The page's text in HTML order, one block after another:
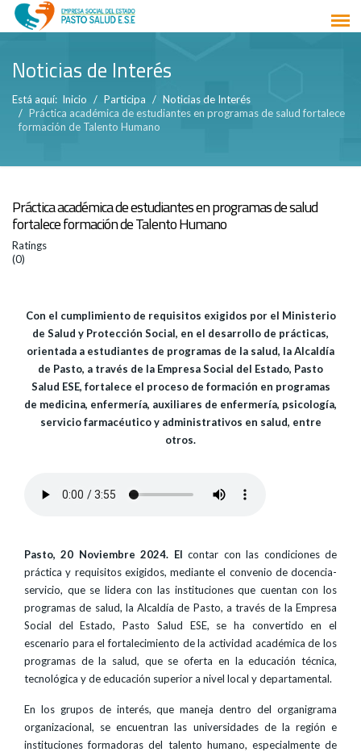
Noticias de Interés
Está aquí: Inicio Participa
Noticias de Interés
Práctica académica de estudiantes en programas de salud fortalece
formación de Talento Humano
Práctica académica de estudiantes en programas de salud
fortalece formación de Talento Humano
Ratings
(0)
Con el cumplimiento de requisitos exigidos por el Ministerio
de Salud y Protección Social, en el desarrollo de prácticas,
orientada a estudiantes de programas de la salud, la Alcaldía
de Pasto, a través de la Empresa Social del Estado, Pasto
Salud ESE, fortalece el proceso de formación en programas
de medicina, enfermería, auxiliares de enfermería, psicología,
servicio farmacéutico y administrativos en salud, entre
otros.
Pasto, 20 Noviembre 2024. El contar con las condiciones de
práctica y requisitos exigidos, mediante el convenio de docencia-
servicio, que se lidera con las instituciones que cuentan con los
programas de salud, la Alcaldía de Pasto, a través de la Empresa
Social del Estado, Pasto Salud ESE, se ha convertido en el
escenario para el fortalecimiento de la actividad académica de los
programas de la salud, que se oferta en la educación técnica,
tecnológica y de educación superior a nivel local y departamental.
En los grupos de interés, que maneja dentro del organigrama
organizacional, se encuentran las universidades de la región e
instituciones formadoras del talento humano, especialmente de